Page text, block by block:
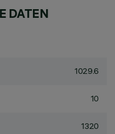
DATEN
1029.6
10
1320